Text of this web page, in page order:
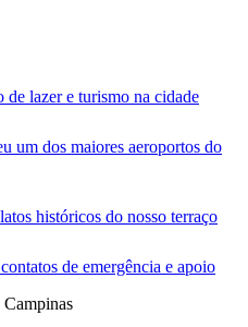
de lazer e turismo na cidade
um dos maiores aeroportos do
históricos do nosso terraço
de emergência e apoio